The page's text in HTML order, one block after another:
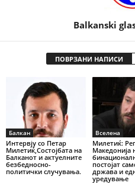
Balkanski
ПОВРЗАНИ НАПИСИ
Балкан
Интервју со Петар
Милетиќ,Состојбата на
Балканот и актуелните
безбедносно-
политички случувања.
Вселена
Милетиќ:
Македонија
постојат
држава и
уредување